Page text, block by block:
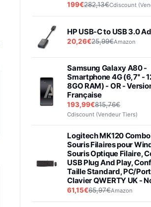
199€282,13€Cdiscount
HP USB-C to USB 3.0
20,26€25,99€Amazon
Samsung Galaxy A80 -
Smartphone 4G (6,7'' -
8GO RAM) - OR -
Française
193,99€815,76€
Cdiscount (Vendeur Tiers)
Logitech MK120
Souris Filaires pour
Souris Optique Filaire,
USB Plug And Play,
Taille Standard, PC/
Clavier QWERTY UK -
61,15€65,97€Amazon